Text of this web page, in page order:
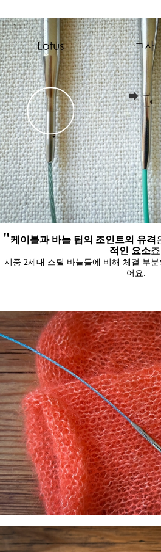
"케이블과 바늘 팁의 조인트의 유격
적인 요소
시중 2세대 스틸 바늘들에 비해 체결 부
어요.